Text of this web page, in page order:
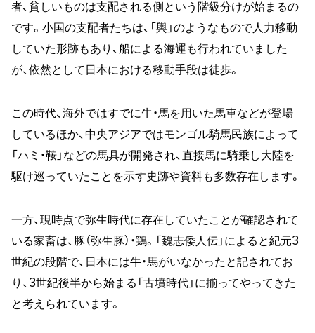
者、貧しいものは支配される側という階級分けが始まるの
です。小国の支配者たちは、「輿」のようなもので人力移動
していた形跡もあり、船による海運も行われていました
が、依然として日本における移動手段は徒歩。
この時代、海外ではすでに牛・馬を用いた馬車などが登場
しているほか、中央アジアではモンゴル騎馬民族によって
「ハミ・鞍」などの馬具が開発され、直接馬に騎乗し大陸を
駆け巡っていたことを示す史跡や資料も多数存在します。
一方、現時点で弥生時代に存在していたことが確認されて
いる家畜は、豚（弥生豚）・鶏。「魏志倭人伝」によると紀元3
世紀の段階で、日本には牛・馬がいなかったと記されてお
り、3世紀後半から始まる「古墳時代」に揃ってやってきた
と考えられています。